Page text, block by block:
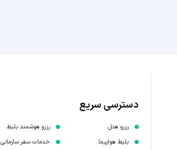
دسترسی سریع
رزرو هتل
بلیط هواپیما
رزرو هوشمند بلیط
خدمات سفر سازمانی